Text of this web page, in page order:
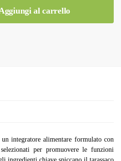
al carrello
integratore alimentare formulato con
per promuovere le funzioni